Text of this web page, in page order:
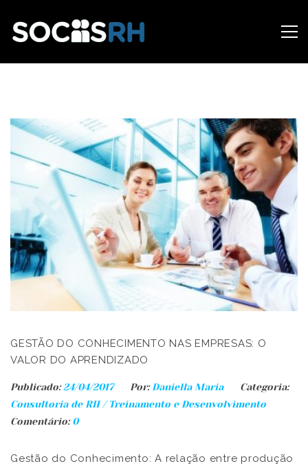
GESTÃO DO CONHECIMENTO NAS EMPRESAS: O
VALOR DO APRENDIZADO
Publicado: 24/04/2017 Por: Daniella Maria
Categoria:
Consultoria de RH/Treinamento e Desenvolvimento
Comentário:0
Gestão do Conhecimento: A relação entre produção